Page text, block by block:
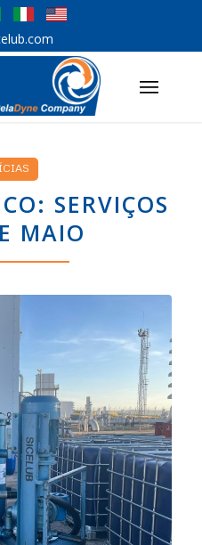
SERVIÇOS
MAIO